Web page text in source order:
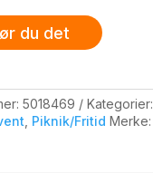
du det
5018469
Kategorier:
Piknik/Fritid Merke: